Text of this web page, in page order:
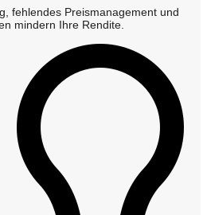
fehlendes Preismanagement und
mindern Ihre Rendite.